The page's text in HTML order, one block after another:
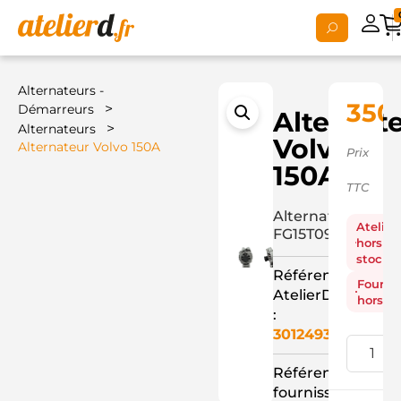
Alternateurs -
Démarreurs
>
Alternateurs >
Alternateur Volvo 150A
Volvo
150A
Alternateur
FG15T096
Référence
AtelierD
:
3012493
Référence
fournisseur
Prix
TTC
Atelier
hors
stock
hors